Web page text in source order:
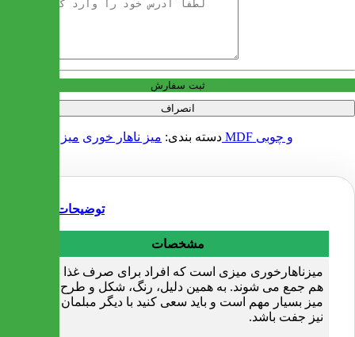
ثبت سفارش
انصراف
دسته بندی: میز ناهار خوری میز ناهار خوری MDF و چوبی
توضیحات
مشخصات
میزناهارخوری میزی است که افراد برای صرف غذا دور
هم جمع می شوند. به همین دلیل، رنگ، شکل و طرح این
میز بسیار مهم است و باید سعی کنید با دیگر مبلمان خانه
نیز جفت باشد.